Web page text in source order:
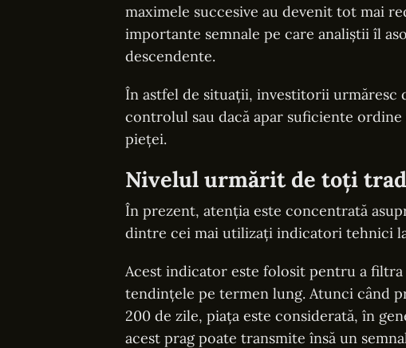
maximele succesive au devenit tot mai
importante semnale pe care analiștii îl
descendente.
În astfel de situații, investitorii urmăresc
controlul sau dacă apar suficiente
pieței.
Nivelul urmărit de toți
În prezent, atenția este concentrată
dintre cei mai utilizați indicatori tehnici
Acest indicator este folosit pentru a
tendințele pe termen lung. Atunci când
200 de zile, piața este considerată, în
acest prag poate transmite însă un